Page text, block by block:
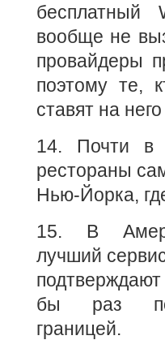
бесплатный
вообще не
провайдеры
поэтому те,
ставят на
14. Почти в
рестораны
Нью-Йорка,
15. В
лучший
подтверждают
бы раз
границей.